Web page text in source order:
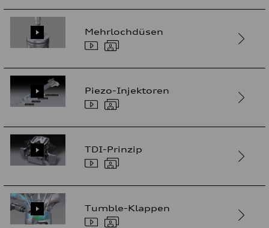
Mehrlochdüsen
Piezo-Injektoren
TDI-Prinzip
Tumble-Klappen